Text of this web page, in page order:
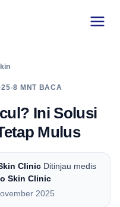
•8 MNT BACA
Ini Solusi
Mulus
Clinic Ditinjau medis
Skin Clinic
2025